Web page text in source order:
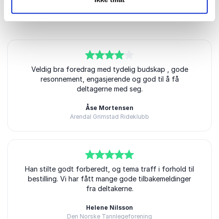
Kundeanmeldelser
av5
Veldig bra foredrag med tydelig budskap , gode
resonnement, engasjerende og god til å få
deltagerne med seg.
Åse Mortensen
Arendal Grimstad Rideklubb
5av5
Han stilte godt forberedt, og tema traff i forhold til
bestilling. Vi har fått mange gode tilbakemeldinger
fra deltakerne.
Helene Nilsson
Den Norske Tannlegeforening